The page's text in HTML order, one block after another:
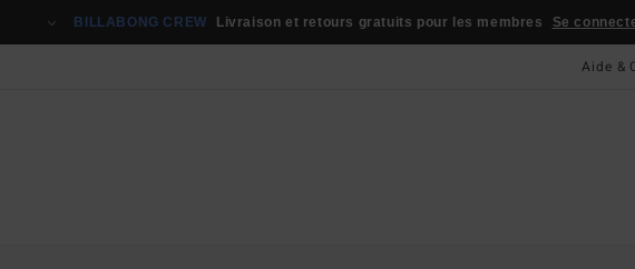
BILLABONG CREW Livraison et retours gratuits pour les membres Se
Aide &